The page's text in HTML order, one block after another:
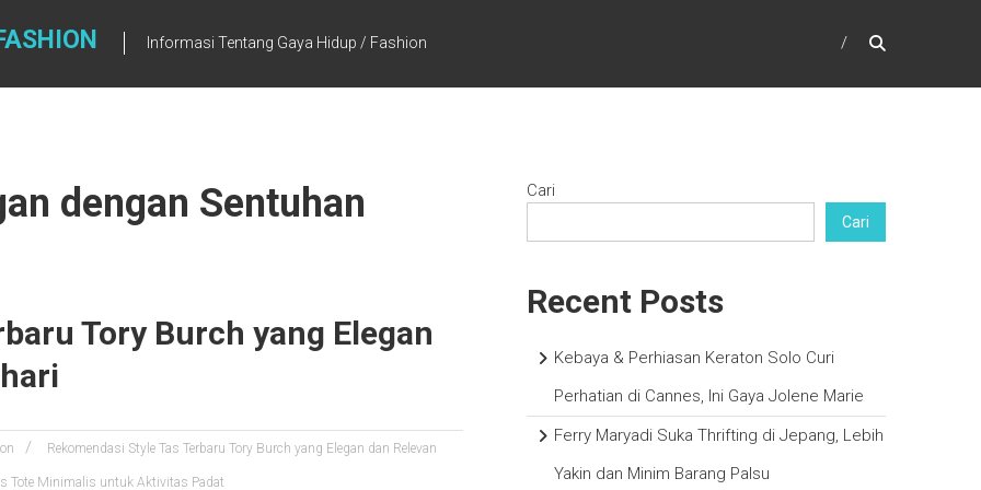
Informasi Tentang Gaya Hidup / Fashion
dengan Sentuhan
Tory Burch yang Elegan
Rekomendasi Style Tas Terbaru Tory Burch yang Elegan dan Relevan
Tote Minimalis untuk Aktivitas Padat
Cari
Cari
Recent Posts
Kebaya & Perhiasan Keraton Solo Curi
Perhatian di Cannes, Ini Gaya Jolene Marie
Ferry Maryadi Suka Thrifting di Jepang, Lebih
Yakin dan Minim Barang Palsu